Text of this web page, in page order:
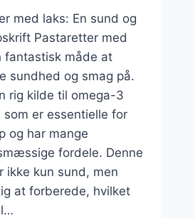
med laks: En sund og
Pastaretter med
fantastisk måde at
sundhed og smag på.
rig kilde til omega-3
som er essentielle for
og har mange
fordele. Denne
ikke kun sund, men
at forberede, hvilket